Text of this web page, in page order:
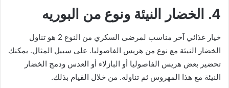
4. الخضار النيئة ونوع من البوريه
خيار غذائي آخر مناسب لمرضى السكري من النوع 2 هو تناول
الخضار النيئة مع نوع من هريس الفاصوليا. على سبيل المثال. يمكنك
تحضير بعض هريس الفاصوليا أو البازلاء أو العدس ودمج الخضار
النيئة مع هذا المهروس ثم تناوله. من خلال القيام بذلك.